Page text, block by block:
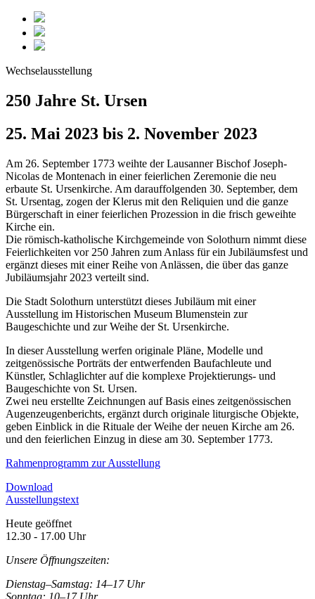
Wechselausstellung
250 Jahre St. Ursen
25. Mai 2023 bis 2. November 2023
Am 26. September 1773 weihte der Lausanner Bischof Joseph-
Nicolas de Montenach in einer feierlichen Zeremonie die neu
erbaute St. Ursenkirche. Am darauffolgenden 30. September, dem
St. Ursentag, zogen der Klerus mit den Reliquien und die ganze
Bürgerschaft in einer feierlichen Prozession in die frisch geweihte
Kirche ein.
Die römisch-katholische Kirchgemeinde von Solothurn nimmt diese
Feierlichkeiten vor 250 Jahren zum Anlass für ein Jubiläumsfest und
ergänzt dieses mit einer Reihe von Anlässen, die über das ganze
Jubiläumsjahr 2023 verteilt sind.
Die Stadt Solothurn unterstützt dieses Jubiläum mit einer
Ausstellung im Historischen Museum Blumenstein zur
Baugeschichte und zur Weihe der St. Ursenkirche.
In dieser Ausstellung werfen originale Pläne, Modelle und
zeitgenössische Porträts der entwerfenden Baufachleute und
Künstler, Schlaglichter auf die komplexe Projektierungs- und
Baugeschichte von St. Ursen.
Zwei neu erstellte Zeichnungen auf Basis eines zeitgenössischen
Augenzeugenberichts, ergänzt durch originale liturgische Objekte,
geben Einblick in die Rituale der Weihe der neuen Kirche am 26.
und den feierlichen Einzug in diese am 30. September 1773.
Rahmenprogramm zur Ausstellung
Download
Ausstellungstext
Heute geöffnet
12.30 - 17.00 Uhr
Unsere Öffnungszeiten:
Dienstag–Samstag: 14–17 Uhr
Sonntag: 10–17 Uhr